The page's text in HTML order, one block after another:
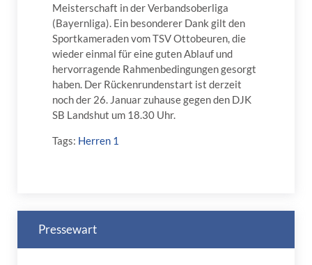
Meisterschaft in der Verbandsoberliga
(Bayernliga). Ein besonderer Dank gilt den
Sportkameraden vom TSV Ottobeuren, die
wieder einmal für eine guten Ablauf und
hervorragende Rahmenbedingungen gesorgt
haben. Der Rückenrundenstart ist derzeit
noch der 26. Januar zuhause gegen den DJK
SB Landshut um 18.30 Uhr.
Tags: Herren 1
Pressewart